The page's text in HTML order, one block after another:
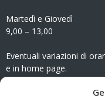
Martedì e Giovedì
9,00 – 13,00
Eventuali variazioni di
e in home page.